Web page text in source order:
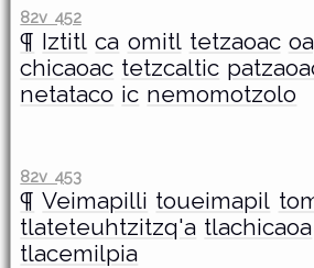
82v 452
¶ Iztitl ca omitl tetzaoac
chicaoac tetzcaltic
netataco ic nemomotzolo
82v 453
¶ Veimapilli toueimapil
tlateteuhtzitzq'a tlachicaoa
tlacemilpia